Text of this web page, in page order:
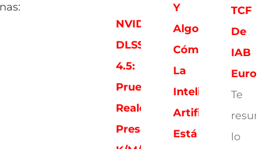
NVIDIA
DLSS
4.5:
Pruebas
Reales,
Presets
Y
Algoritmos:
Cómo
La
Inteligencia
Artificial
Está
TCF
De
IAB
Te
lo